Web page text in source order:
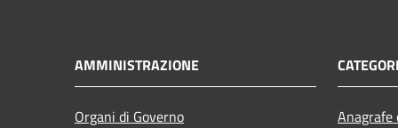
AMMINISTRAZIONE
Organi di Governo